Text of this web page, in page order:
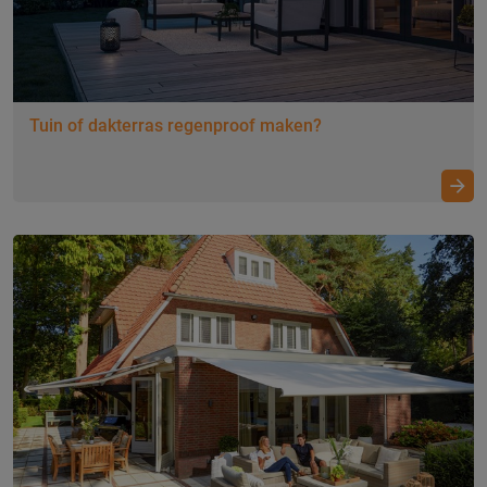
Tuin of dakterras regenproof maken?